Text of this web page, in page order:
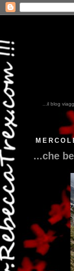
...il blog
...qui
...che